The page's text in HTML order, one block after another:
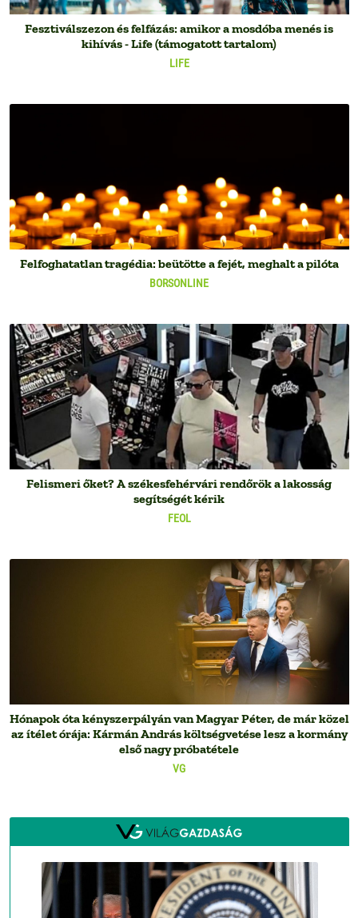
LIFE
Fesztiválszezon és felfázás: amikor a mosdóba menés is
kihívás - Life (támogatott tartalom)
BORSONLINE
Felfoghatatlan tragédia: beütötte a fejét, meghalt a pilóta
FEOL
Felismeri őket? A székesfehérvári rendőrök a lakosság
segítségét kérik
VG
Hónapok óta kényszerpályán van Magyar Péter, de már közel
az ítélet órája: Kármán András költségvetése lesz a kormány
első nagy próbatétele